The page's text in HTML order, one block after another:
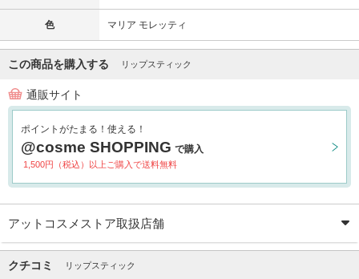
色 マリア モレッティ
この商品を購入する リップスティック
通販サイト
ポイントがたまる！使える！
@cosme SHOPPING で購入
1,500円（税込）以上ご購入で送料無料
アットコスメストア取扱店舗
クチコミ リップスティック